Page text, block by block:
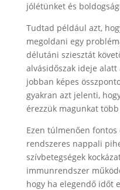
jólétünket és
Tudtad például azt,
megoldani egy
délutáni sziesztát
alvásidőszak ideje
jobban képes
gyakran azt jelenti,
érezzük magunkat
Ezen túlmenően
rendszeres nappali
szívbetegségek
immunrendszer
hogy ha elegendő időt